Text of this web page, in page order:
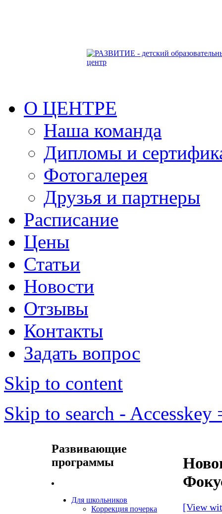
О ЦЕНТРЕ
Наша команда
Дипломы и
Фотогалерея
Друзья и партнеры
Расписание
Цены
Статьи
Новости
Отзывы
Контакты
Задать вопрос
Skip to content
Skip to search - Accesskey
Развивающие
программы
Для школьников
Коррекция почерка
[View